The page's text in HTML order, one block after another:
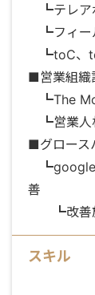
┗テレア
┗フィー
┗toC、
■営業組織
┗The
┗営業人
■グロース
┗google
善
┗改善施
スキル